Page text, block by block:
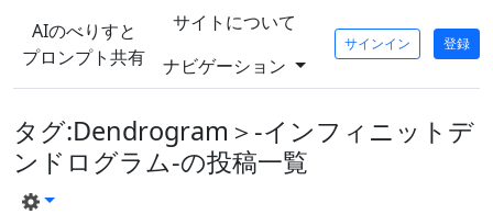
AIのべりすと
プロンプト共有
サイトについて
ナビゲーション
サインイン 登録
タグ:Dendrogram＞-インフィニットデ
ンドログラム-の投稿一覧